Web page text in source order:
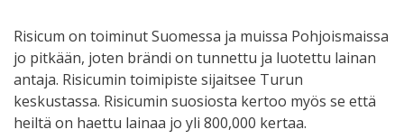
Risicum on toiminut Suomessa ja muissa Pohjoismaissa
jo pitkään, joten brändi on tunnettu ja luotettu lainan
antaja. Risicumin toimipiste sijaitsee Turun
keskustassa. Risicumin suosiosta kertoo myös se että
heiltä on haettu lainaa jo yli 800,000 kertaa.